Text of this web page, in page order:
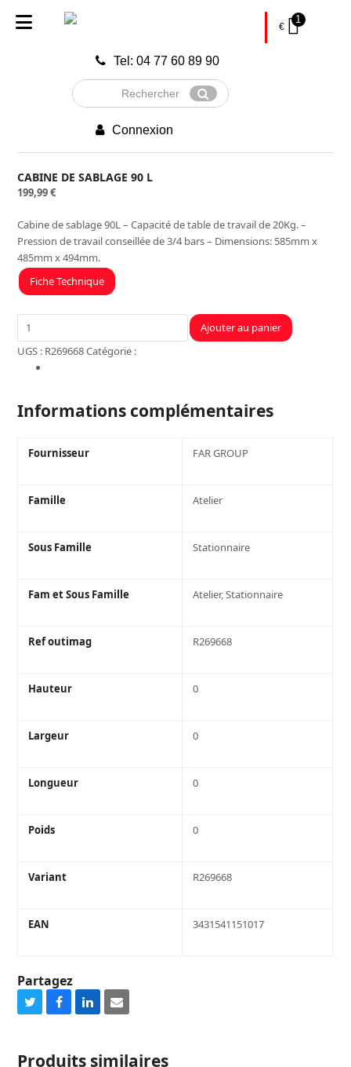
Tel: 04 77 60 89 90
Rechercher
Envoyer
Connexion
€
1
CABINE DE SABLAGE 90 L
199,99€
Cabine de sablage 90L – Capacité de table de travail de 20Kg. –
Pression de travail conseillée de 3/4 bars – Dimensions: 585mm x
485mm x 494mm.
Fiche Technique
quantité
de
CABINE
90
L
Ajouter au panier
UGS : R269668Catégorie :
Informations complémentaires
Fournisseur FAR GROUP
Famille Atelier
Sous Famille Stationnaire
Fam et Sous Famille Atelier, Stationnaire
Ref outimag R269668
Hauteur 0
Largeur 0
Longueur 0
Poids 0
Variant R269668
EAN 3431541151017
Partagez
Share
Twitter
Share
Facebook
Share
LinkedIn
Share
Email
Produits similaires